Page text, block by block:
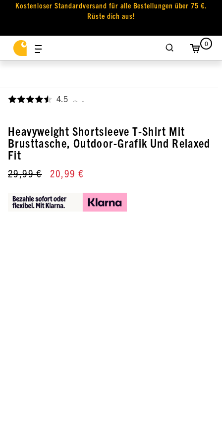
Kostenloser Standardversand für alle Bestellungen über 75 €.
Rüste dich aus!
0
4.5 ,
Heavyweight Shortsleeve T-Shirt Mit
Brusttasche, Outdoor-Grafik Und Relaxed
Fit
29,99 € 20,99 €